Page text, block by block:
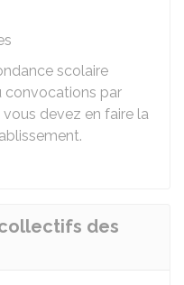
scolaire
convocations par
vous devez en faire la
des